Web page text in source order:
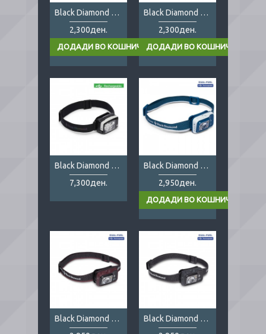
Black Diamond Cosmo 350 Olive
2,300ден.
Black Diamond Cosmo 350 Red
2,300ден.
Black Diamond Distance LT 1100
7,300ден.
Black Diamond Spot 400 Blue
2,950ден.
Black Diamond Spot 400 Bordeaux
Black Diamond Spot 400 Graphite